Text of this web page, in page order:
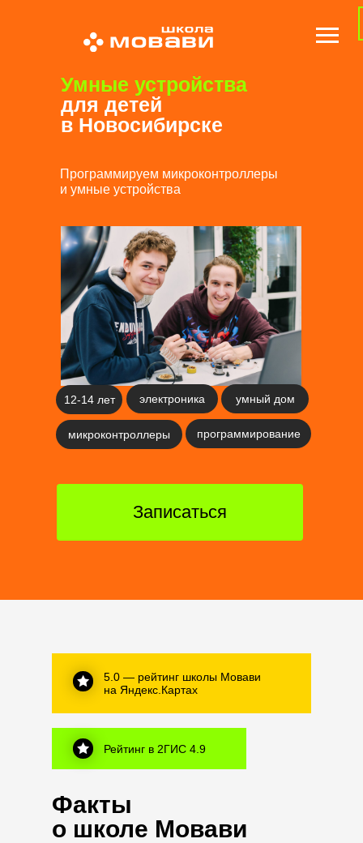
Умные устройства
для детей
в Новосибирске
Программируем микроконтроллеры
и умные устройства
электроника умный дом
микроконтроллеры
12-14 лет
программирование
Записаться
5.0 — рейтинг школы Мовави
на Яндекс.Картах
Факты
о школе Мовави
Рейтинг в 2ГИС 4.9